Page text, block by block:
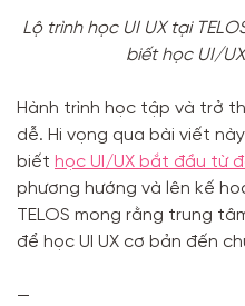
Lộ trình học UI UX tại
biết học UI/
Hành trình học tập và trở
dễ. Hi vọng qua bài viết
biết học UI/UX bắt đầu từ
phương hướng và lên kế
TELOS mong rằng trung
để học UI UX cơ bản đến
—